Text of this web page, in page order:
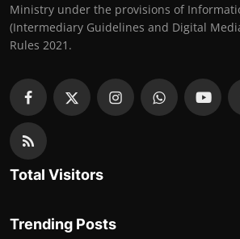
Ministry under the provisions of
(Intermediary Guidelines and Digital
Rules 2021.
Total Visitors
Trending Posts